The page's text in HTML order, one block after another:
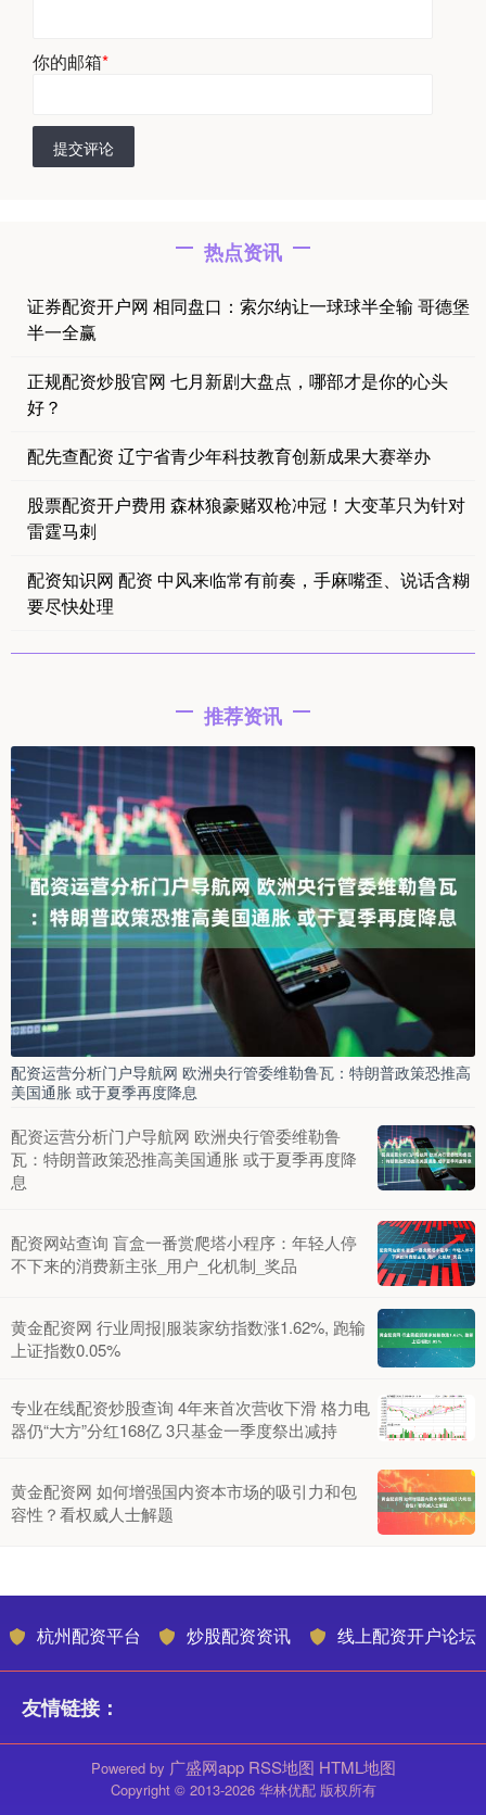
你的邮箱*
提交评论
热点资讯
证券配资开户网 相同盘口：索尔纳让一球球半全输 哥德堡
半一全赢
正规配资炒股官网 七月新剧大盘点，哪部才是你的心头
好？
配先查配资 辽宁省青少年科技教育创新成果大赛举办
股票配资开户费用 森林狼豪赌双枪冲冠！大变革只为针对
雷霆马刺
配资知识网 配资 中风来临常有前奏，手麻嘴歪、说话含糊
要尽快处理
推荐资讯
配资运营分析门户导航网 欧洲央行管委维勒鲁瓦：特朗普政策恐推高
美国通胀 或于夏季再度降息
配资运营分析门户导航网 欧洲央行管委维勒鲁
瓦：特朗普政策恐推高美国通胀 或于夏季再度降
息
配资网站查询 盲盒一番赏爬塔小程序：年轻人停
不下来的消费新主张_用户_化机制_奖品
黄金配资网 行业周报|服装家纺指数涨1.62%, 跑输
上证指数0.05%
专业在线配资炒股查询 4年来首次营收下滑 格力电
器仍“大方”分红168亿 3只基金一季度祭出减持
黄金配资网 如何增强国内资本市场的吸引力和包
容性？看权威人士解题
杭州配资平台 炒股配资资讯 线上配资开户论坛
友情链接：
Powered by 广盛网app RSS地图 HTML地图
Copyright © 2013-2026 华林优配 版权所有